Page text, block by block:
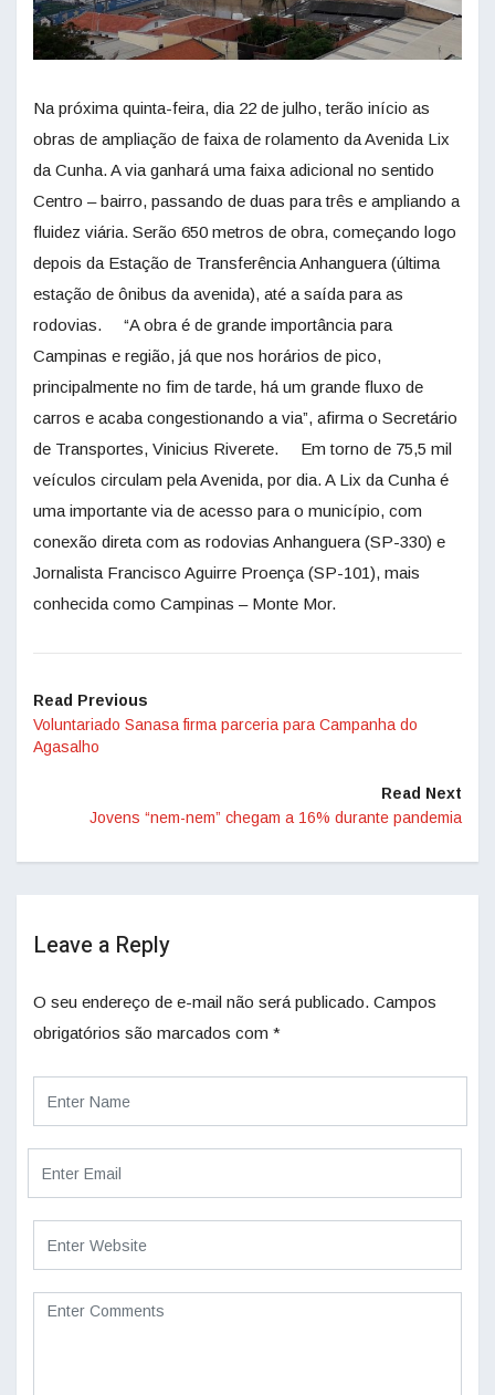
Na próxima quinta-feira, dia 22 de julho, terão início as
obras de ampliação de faixa de rolamento da Avenida Lix
da Cunha. A via ganhará uma faixa adicional no sentido
Centro – bairro, passando de duas para três e ampliando a
fluidez viária. Serão 650 metros de obra, começando logo
depois da Estação de Transferência Anhanguera (última
estação de ônibus da avenida), até a saída para as
rodovias. “A obra é de grande importância para
Campinas e região, já que nos horários de pico,
principalmente no fim de tarde, há um grande fluxo de
carros e acaba congestionando a via”, afirma o Secretário
de Transportes, Vinicius Riverete. Em torno de 75,5 mil
veículos circulam pela Avenida, por dia. A Lix da Cunha é
uma importante via de acesso para o município, com
conexão direta com as rodovias Anhanguera (SP-330) e
Jornalista Francisco Aguirre Proença (SP-101), mais
conhecida como Campinas – Monte Mor.
Read Previous
Voluntariado Sanasa firma parceria para Campanha do
Agasalho
Read Next
Jovens “nem-nem” chegam a 16% durante pandemia
Leave a Reply
O seu endereço de e-mail não será publicado. Campos
obrigatórios são marcados com *